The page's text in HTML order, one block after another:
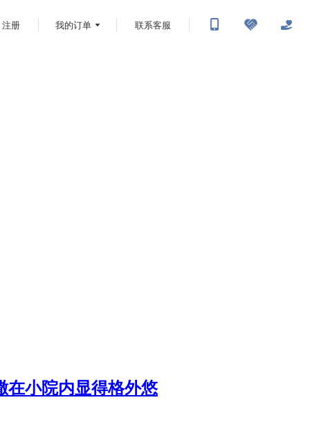
注册 我的订单 联系客服
在小院内显得格外悠